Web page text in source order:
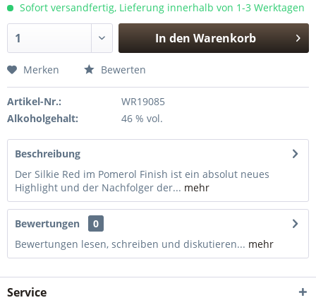
Sofort versandfertig, Lieferung innerhalb von 1-3 Werktagen
In den Warenkorb
Merken Bewerten
Artikel-Nr.:
WR19085
Alkoholgehalt:
46 % vol.
Beschreibung
Der Silkie Red im Pomerol Finish ist ein absolut neues
Highlight und der Nachfolger der... mehr
Bewertungen
0
Bewertungen lesen, schreiben und diskutieren... mehr
Service